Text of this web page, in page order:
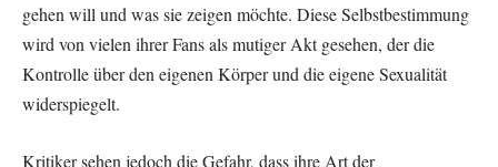
gehen will und was sie zeigen möchte. Diese Selbstbestimmung
wird von vielen ihrer Fans als mutiger Akt gesehen, der die
Kontrolle über den eigenen Körper und die eigene Sexualität
widerspiegelt.
Kritiker sehen jedoch die Gefahr, dass ihre Art der